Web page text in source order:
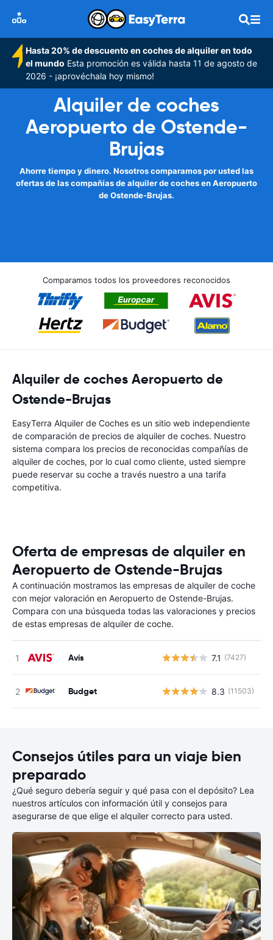
Hasta 20% de descuento en coches de alquiler en todo
el mundo Esta promoción es válida hasta 11 de agosto de
2026 - ¡aprovéchala hoy mismo!
Alquiler de coches
Aeropuerto de Ostende-
Brujas
Ahorre tiempo y dinero. Nosotros comparamos por usted las
ofertas de las compañías de alquiler de coches en Aeropuerto
de Ostende-Brujas.
Comparamos todos los proveedores reconocidos
Alquiler de coches Aeropuerto de
Ostende-Brujas
EasyTerra Alquiler de Coches es un sitio web independiente
de comparación de precios de alquiler de coches. Nuestro
sistema compara los precios de reconocidas compañías de
alquiler de coches, por lo cual como cliente, usted siempre
puede reservar su coche a través nuestro a una tarifa
competitiva.
Oferta de empresas de alquiler en
Aeropuerto de Ostende-Brujas
A continuación mostramos las empresas de alquiler de coche
con mejor valoración en Aeropuerto de Ostende-Brujas.
Compara con una búsqueda todas las valoraciones y precios
de estas empresas de alquiler de coche.
Avis 7.1 (7427)
Budget 8.3 (11503)
Consejos útiles para un viaje bien
preparado
¿Qué seguro debería seguir y qué pasa con el depósito? Lea
nuestros artículos con información útil y consejos para
asegurarse de que elige el alquiler correcto para usted.